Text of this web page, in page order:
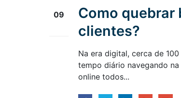
09
Como quebrar
clientes?
Na era digital, cerca de
tempo diário navegando
online todos...